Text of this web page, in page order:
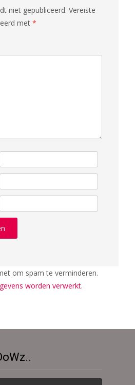
niet gepubliceerd. Vereiste
met *
om spam te verminderen.
worden verwerkt.